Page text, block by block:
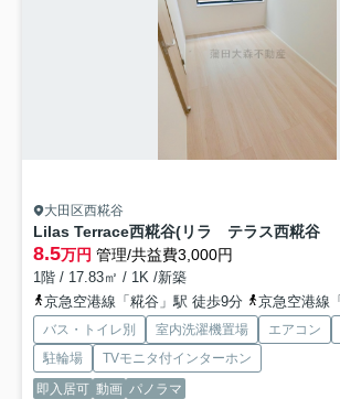
大田区西糀谷
Lilas Terrace西糀谷(リラ テラス西糀谷
8.5万円 管理/共益費3,000円
1階 / 17.83㎡ / 1K /新築
京急空港線「糀谷」駅 徒歩9分
京急空港線「
バス・トイレ別 室内洗濯機置場 エアコン
駐輪場
TVモニタ付インターホン
即入居可 動画 パノラマ